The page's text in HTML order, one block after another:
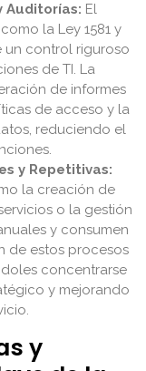
Auditorías: El
la Ley 1581 y
un control riguroso
de TI. La
de informes
de acceso y la
reduciendo el
y Repetitivas:
la creación de
o la gestión
y consumen
de estos procesos
concentrarse
y mejorando
y